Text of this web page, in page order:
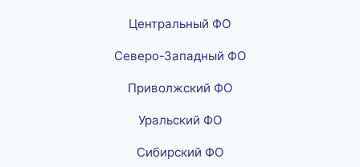
Центральный ФО
Северо-Западный ФО
Приволжский ФО
Уральский ФО
Сибирский ФО